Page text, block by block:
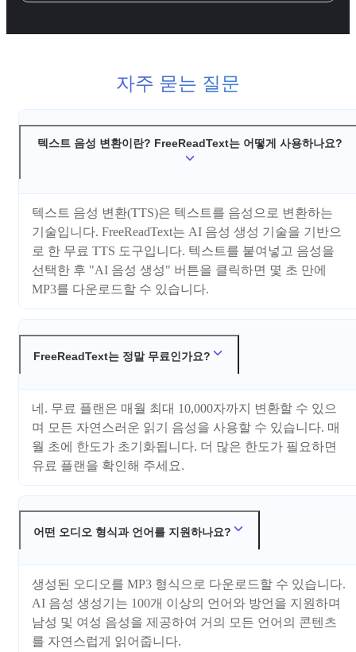
자주 묻는 질문
텍스트 음성 변환이란? FreeReadText는 어떻게 사용하나요?
텍스트 음성 변환(TTS)은 텍스트를 음성으로 변환하는
기술입니다. FreeReadText는 AI 음성 생성 기술을 기반으
로 한 무료 TTS 도구입니다. 텍스트를 붙여넣고 음성을
선택한 후 "AI 음성 생성" 버튼을 클릭하면 몇 초 만에
MP3를 다운로드할 수 있습니다.
FreeReadText는 정말 무료인가요?
네. 무료 플랜은 매월 최대 10,000자까지 변환할 수 있으
며 모든 자연스러운 읽기 음성을 사용할 수 있습니다. 매
월 초에 한도가 초기화됩니다. 더 많은 한도가 필요하면
유료 플랜을 확인해 주세요.
어떤 오디오 형식과 언어를 지원하나요?
생성된 오디오를 MP3 형식으로 다운로드할 수 있습니다.
AI 음성 생성기는 100개 이상의 언어와 방언을 지원하며
남성 및 여성 음성을 제공하여 거의 모든 언어의 콘텐츠
를 자연스럽게 읽어줍니다.